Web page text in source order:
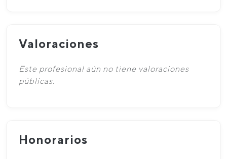
Valoraciones
Este profesional aún no tiene valoraciones
públicas.
Honorarios